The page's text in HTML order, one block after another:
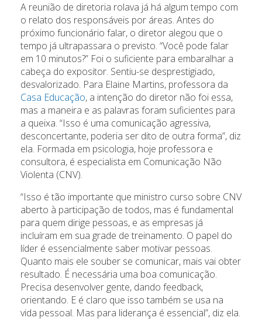
A reunião de diretoria rolava já há algum tempo com
o relato dos responsáveis por áreas. Antes do
próximo funcionário falar, o diretor alegou que o
tempo já ultrapassara o previsto. “Você pode falar
em 10 minutos?” Foi o suficiente para embaralhar a
cabeça do expositor. Sentiu-se desprestigiado,
desvalorizado. Para Elaine Martins, professora da
Casa Educação, a intenção do diretor não foi essa,
mas a maneira e as palavras foram suficientes para
a queixa. “Isso é uma comunicação agressiva,
desconcertante, poderia ser dito de outra forma”, diz
ela. Formada em psicologia, hoje professora e
consultora, é especialista em Comunicação Não
Violenta (CNV).
“Isso é tão importante que ministro curso sobre CNV
aberto à participação de todos, mas é fundamental
para quem dirige pessoas, e as empresas já
incluíram em sua grade de treinamento. O papel do
líder é essencialmente saber motivar pessoas.
Quanto mais ele souber se comunicar, mais vai obter
resultado. É necessária uma boa comunicação.
Precisa desenvolver gente, dando feedback,
orientando. E é claro que isso também se usa na
vida pessoal. Mas para liderança é essencial”, diz ela.